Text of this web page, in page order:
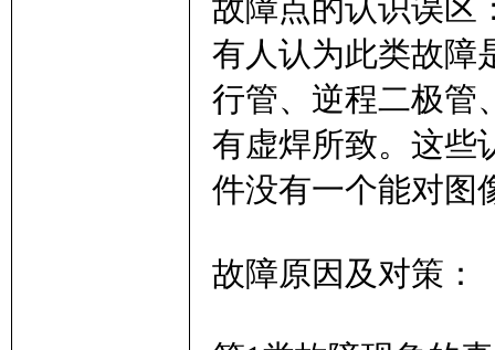
故障点的认识误区
有人认为此类故
行管、逆程二极管
有虚焊所致。这些
件没有一个能对图
故障原因及对策：